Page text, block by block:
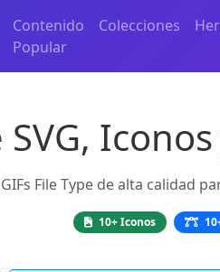
Contenido
Popular
Colecciones
SVG,
File Type de alta
10+ Iconos